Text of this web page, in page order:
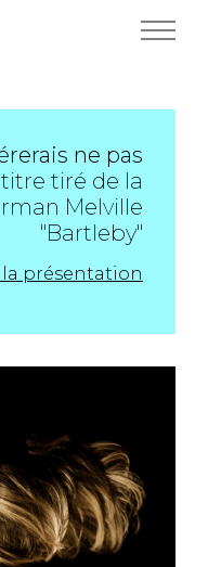
ne pas
tiré de la
Melville
"Bartleby"
la présentation